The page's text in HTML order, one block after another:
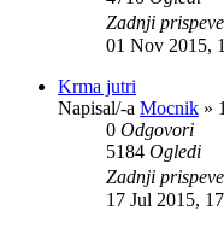
Zadnji
01 Nov 2015,
Krma jutri
Napisal/-a Mocnik »
0 Odgovori
5184 Ogledi
Zadnji
17 Jul 2015,